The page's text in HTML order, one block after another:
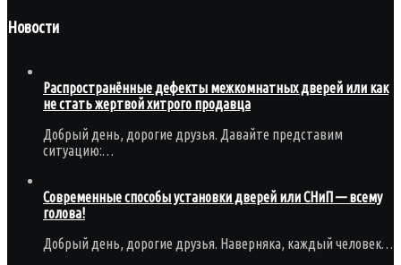
Новости
Распространённые дефекты межкомнатных дверей или как
не стать жертвой хитрого продавца
Добрый день, дорогие друзья. Давайте представим
ситуацию:…
Современные способы установки дверей или СНиП — всему
голова!
Добрый день, дорогие друзья. Наверняка, каждый человек…